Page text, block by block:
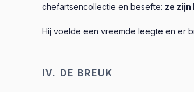
chefartsencollectie en besefte: ze
Hij voelde een vreemde leegte en er
IV. DE BREUK